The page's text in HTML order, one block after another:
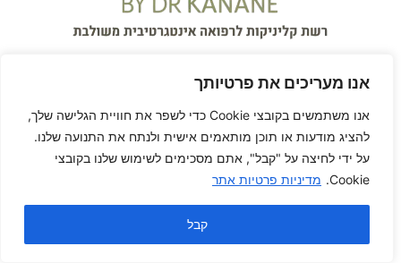
אנו מעריכים את פרטיותך
אנו משתמשים בקובצי Cookie כדי לשפר את חוויית הגלישה שלך,
להציג מודעות או תוכן מותאמים אישית ולנתח את התנועה שלנו.
על ידי לחיצה על "קבל", אתם מסכימים לשימוש שלנו בקובצי
Cookie. מדיניות פרטיות אתר
קבל
על המרפאה
המרכז הרפואי S.K Medical
Center